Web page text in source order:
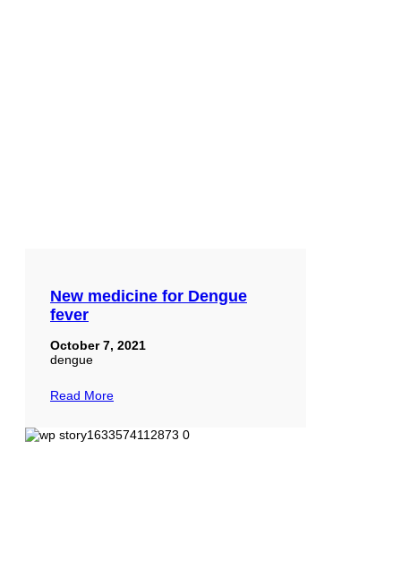
New medicine for Dengue
fever
October 7, 2021
dengue
Read More